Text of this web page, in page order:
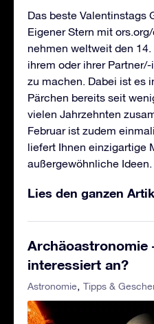
Das beste Valentinstags
Eigener Stern mit
nehmen weltweit den
ihrem oder ihrer
zu machen. Dabei ist es
Pärchen bereits seit
vielen Jahrzehnten
Februar ist zudem
liefert Ihnen einzigartige
außergewöhnliche Ideen.
Lies den ganzen
Archäoastronomie
interessiert an?
Astronomie Tipps &